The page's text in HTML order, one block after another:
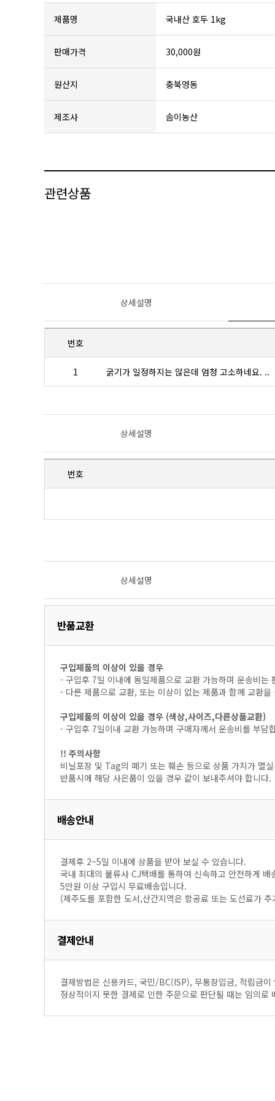
제품명 국내산 호두 1kg
판매가격 30,000원
원산지 충북영동
제조사 솜이농산
관련상품
상세설명
번호
1 굵기가 일정하지는 않은데 엄청 고소하네요. ..
상세설명
번호
상세설명
반품교환
구입제품의 이상이 있을 경우
- 구입후 7일 이내에 동일제품으로 교환 가능하며 운송비는
- 다른 제품으로 교환, 또는 이상이 없는 제품과 함께 교환
구입제품의 이상이 있을 경우 (색상,사이즈,다른상품교환)
- 구입후 7일이내 교환 가능하며 구매자께서 운송비를 부담
!! 주의사항
비닐포장 및 Tag의 폐기 또는 훼손 등으로 상품 가치가 멸
반품시에 해당 사은품이 있을 경우 같이 보내주셔야 합니다.
배송안내
결제후 2~5일 이내에 상품을 받아 보실 수 있습니다.
국내 최대의 물류사 CJ택배를 통하여 신속하고 안전하게 배
5만원 이상 구입시 무료배송입니다.
(제주도를 포함한 도서,산간지역은 항공료 또는 도선료가
결제안내
결제방법은 신용카드, 국민/BC(ISP), 무통장입금, 적립금이
정상적이지 못한 결제로 인한 주문으로 판단될 때는 임의